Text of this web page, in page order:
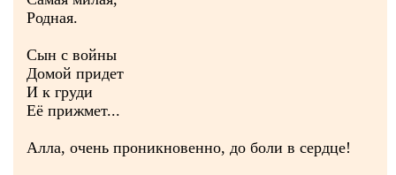
Родная.
Сын с войны
Домой придет
И к груди
Её прижмет...
Алла, очень проникновенно, до боли в сердце!